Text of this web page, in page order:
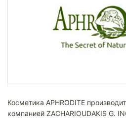
Косметика APHRODITE
компанией ZACHARIOUDAKIS G.